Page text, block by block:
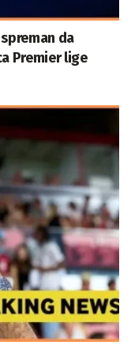
da
Premier lige